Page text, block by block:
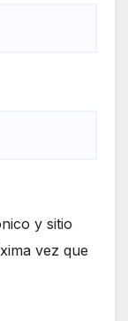
y sitio
vez que